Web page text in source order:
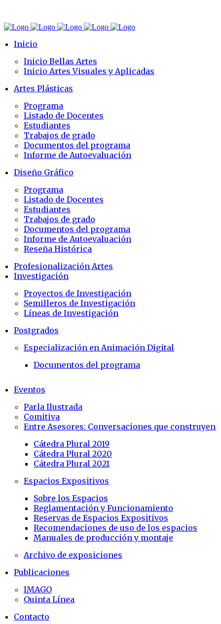
Inicio
Inicio Bellas Artes
Inicio Artes Visuales y Aplicadas
Artes Plásticas
Programa
Listado de Docentes
Estudiantes
Trabajos de grado
Documentos del programa
Informe de Autoevaluación
Diseño Gráfico
Programa
Listado de Docentes
Estudiantes
Trabajos de grado
Documentos del programa
Informe de Autoevaluación
Reseña Histórica
Profesionalización Artes
Investigación
Proyectos de Investigación
Semilleros de Investigación
Líneas de Investigación
Postgrados
Especialización en Animación Digital
Documentos del programa
Eventos
Parla Ilustrada
Comitiva
Entre Asesores: Conversaciones que construyen
Cátedra Plural 2019
Cátedra Plural 2020
Cátedra Plural 2021
Espacios Expositivos
Sobre los Espacios
Reglamentación y Funcionamiento
Reservas de Espacios Expositivos
Recomendaciones de uso de los espacios
Manuales de producción y montaje
Archivo de exposiciones
Publicaciones
IMAGO
Quinta Línea
Contacto